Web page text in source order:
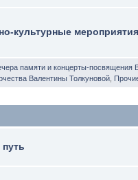
культурные мероприятия
памяти и концерты-посвящения
Валентины Толкуновой